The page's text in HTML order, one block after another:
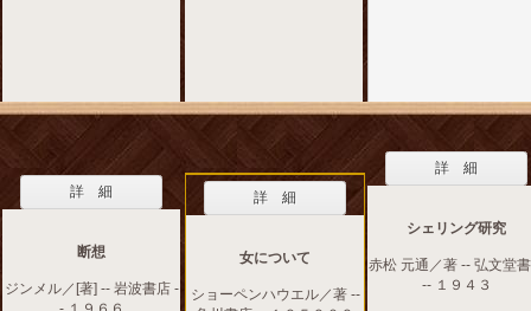
詳 細
断想
ジンメル／[著] -- 岩波書店 -
詳 細
女について
ショーペンハウエル／著 --
詳 細
シェリング研究
赤松 元通／著 -- 弘文堂
-- １９４３